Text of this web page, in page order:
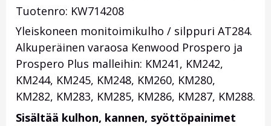
Tuotenro: KW714208
Yleiskoneen monitoimikulho / silppuri AT284.
Alkuperäinen varaosa Kenwood Prospero ja
Prospero Plus malleihin: KM241, KM242,
KM244, KM245, KM248, KM260, KM280,
KM282, KM283, KM285, KM286, KM287, KM288.
Sisältää kulhon, kannen, syöttöpainimet